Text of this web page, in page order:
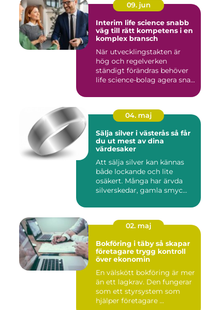
09. jun
Interim life science snabb
väg till rätt kompetens i en
komplex bransch
När utvecklingstakten är
hög och regelverken
ständigt förändras behöver
life science-bolag agera sna...
04. maj
Sälja silver i västerås så får
du ut mest av dina
värdesaker
Att sälja silver kan kännas
både lockande och lite
osäkert. Många har ärvda
silverskedar, gamla smyc...
02. maj
Bokföring i täby så skapar
företagare trygg kontroll
över ekonomin
En välskött bokföring är mer
än ett lagkrav. Den fungerar
som ett styrsystem som
hjälper företagare ...